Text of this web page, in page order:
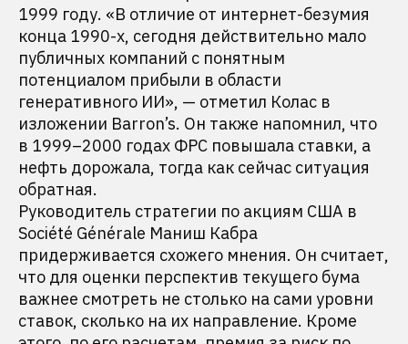
1999 году. «В отличие от интернет-безумия
конца 1990-х, сегодня действительно мало
публичных компаний с понятным
потенциалом прибыли в области
генеративного ИИ», — отметил Колас в
изложении Barron’s. Он также напомнил, что
в 1999–2000 годах ФРС повышала ставки, а
нефть дорожала, тогда как сейчас ситуация
обратная.
Руководитель стратегии по акциям США в
Société Générale Маниш Кабра
придерживается схожего мнения. Он считает,
что для оценки перспектив текущего бума
важнее смотреть не столько на сами уровни
ставок, сколько на их направление. Кроме